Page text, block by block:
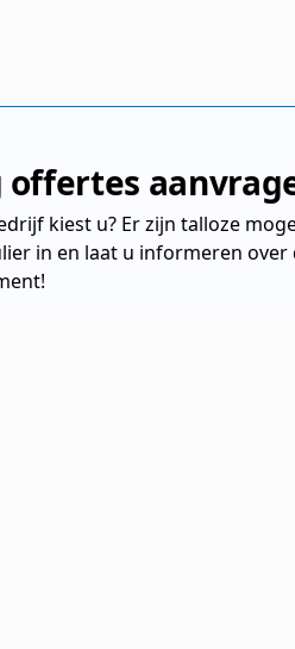
offertes
kiest u? Er zijn talloze
in en laat u informeren